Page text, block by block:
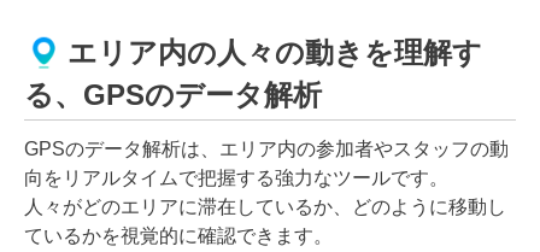
エリア内の人々の動きを理解す
る、GPSのデータ解析
GPSのデータ解析は、エリア内の参加者やスタッフの動
向をリアルタイムで把握する強力なツールです。
人々がどのエリアに滞在しているか、どのように移動し
ているかを視覚的に確認できます。